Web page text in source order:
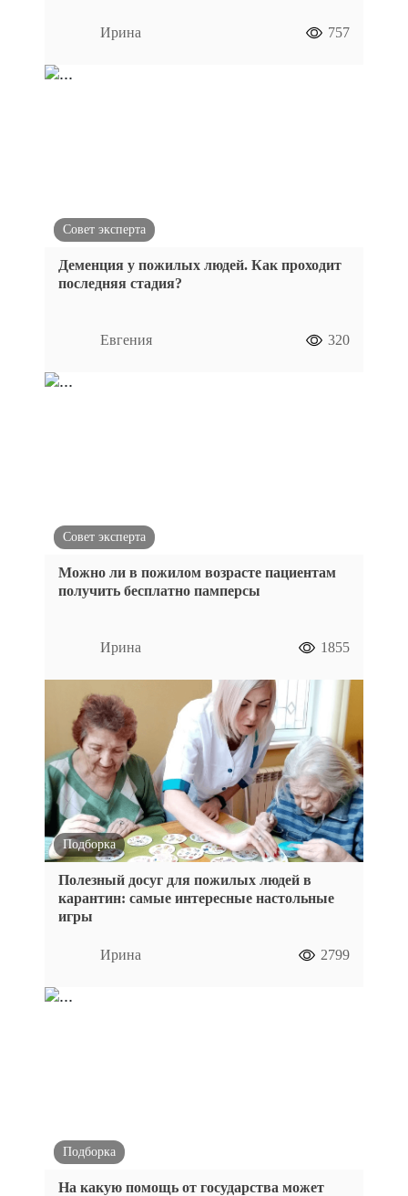
Ирина 757
Совет эксперта
Деменция у пожилых людей. Как проходит
последняя стадия?
Евгения 320
Совет эксперта
Можно ли в пожилом возрасте пациентам
получить бесплатно памперсы
Ирина 1855
Подборка
Полезный досуг для пожилых людей в
карантин: самые интересные настольные
игры
Ирина 2799
Подборка
На какую помощь от государства может